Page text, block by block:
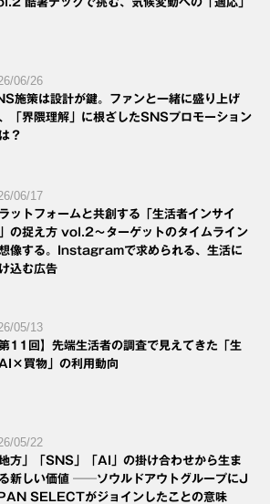
06/26
施策は設計が鍵。ファンと一緒に盛り上げ
「界隈理解」に根ざしたSNSプロモーション
？
06/17
ットフォームと共創する「生活者インサイ
」の捉え方 vol.2～ターゲットのタイムライン
像する。Instagramで求められる、生活に
込む広告
05/13
第11回】先端生活者の調査で見えてきた「生
買物」の利用動向
05/22
地方」「SNS」「AI」の掛け合わせから生ま
新しい価値 ──ソウルドアウトグループにJ
SELECTがジョインしたことの意味